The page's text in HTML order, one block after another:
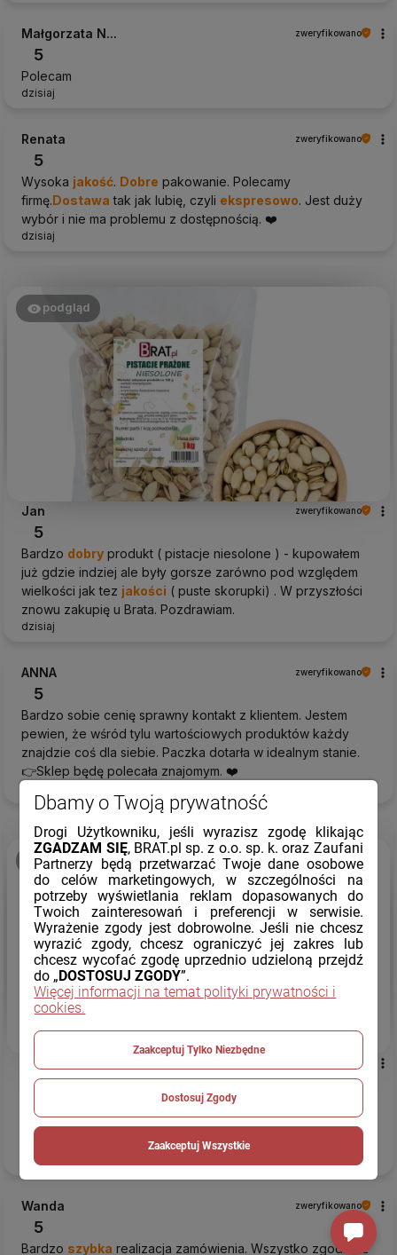
Małgorzata N... zweryfikowano
5
Polecam
dzisiaj
Renata zweryfikowano
5
Wysoka jakość. Dobre pakowanie. Polecamy
firmę.Dostawa tak jak lubię, czyli ekspresowo. Jest duży
wybór i nie ma problemu z dostępnością. ❤️
dzisiaj
podgląd
Jan zweryfikowano
5
Bardzo dobry produkt ( pistacje niesolone ) - kupowałem
już gdzie indziej ale były gorsze zarówno pod względem
wielkości jak tez jakości ( puste skorupki) . W przyszłości
znowu zakupię u Brata. Pozdrawiam.
dzisiaj
ANNA zweryfikowano
5
Bardzo sobie cenię sprawny kontakt z klientem. Jestem
pewien, że wśród tylu wartościowych produktów każdy
znajdzie coś dla siebie. Paczka dotarła w idealnym stanie.
👉Sklep będę polecała znajomym. ❤️
podgląd
Antoni
5
, wszystkie nasiona były całe. Solidne,
szczelne opakowanie.Smakjest naprawdę świetny, idealny
dzisiaj
Wanda zweryfikowano
5
Bardzo szybka realizacja zamówienia. Wszystko zgodne z
Dbamy o Twoją prywatność
Drogi Użytkowniku, jeśli wyrazisz zgodę klikając
ZGADZAM SIĘ, BRAT.pl sp. z o.o. sp. k. oraz Zaufani
Partnerzy będą przetwarzać Twoje dane osobowe
do celów marketingowych, w szczególności na
potrzeby wyświetlania reklam dopasowanych do
Twoich zainteresowań i preferencji w serwisie.
Wyrażenie zgody jest dobrowolne. Jeśli nie chcesz
wyrazić zgody, chcesz ograniczyć jej zakres lub
chcesz wycofać zgodę uprzednio udzieloną przejdź
do „ DOSTOSUJ ZGODY”.
Więcej informacji na temat polityki prywatności i
cookies.
Zaakceptuj Tylko Niezbędne
Dostosuj Zgody
Zaakceptuj Wszystkie